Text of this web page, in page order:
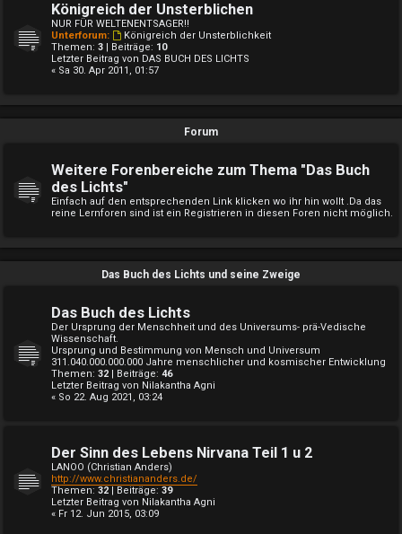
Königreich der Unsterblichen
NUR FÜR WELTENENTSAGER!!
Unterforum:
Königreich der Unsterblichkeit
Themen: 3 | Beiträge: 10
Letzter Beitrag von DAS BUCH DES LICHTS
« Sa 30. Apr 2011, 01:57
Forum
Weitere Forenbereiche zum Thema "Das Buch
des Lichts"
Einfach auf den entsprechenden Link klicken wo ihr hin wollt .Da das
reine Lernforen sind ist ein Registrieren in diesen Foren nicht möglich.
Das Buch des Lichts und seine Zweige
Das Buch des Lichts
Der Ursprung der Menschheit und des Universums- prä-Vedische
Wissenschaft.
Ursprung und Bestimmung von Mensch und Universum
311.040.000.000.000 Jahre menschlicher und kosmischer Entwicklung
Themen: 32 | Beiträge: 46
Letzter Beitrag von Nilakantha Agni
« So 22. Aug 2021, 03:24
Der Sinn des Lebens Nirvana Teil 1 u 2
LANOO (Christian Anders)
http://www.christiananders.de/
Themen: 32 | Beiträge: 39
Letzter Beitrag von Nilakantha Agni
« Fr 12. Jun 2015, 03:09